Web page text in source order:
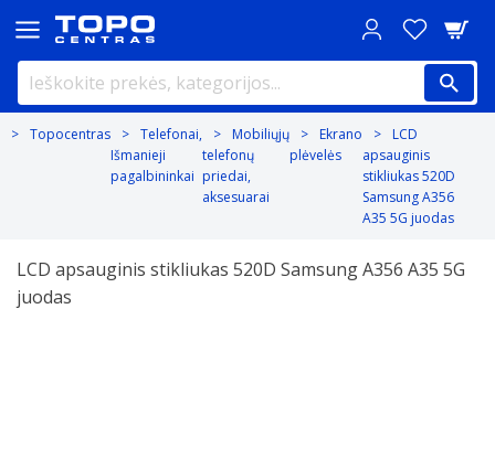
Topocentras
Telefonai,
Išmanieji
pagalbininkai
Mobiliųjų
telefonų
priedai,
aksesuarai
Ekrano
plėvelės
LCD
apsauginis
stikliukas 520D
Samsung A356
A35 5G juodas
LCD apsauginis stikliukas 520D Samsung A356 A35 5G
juodas